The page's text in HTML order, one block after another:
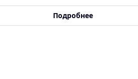
Подробнее